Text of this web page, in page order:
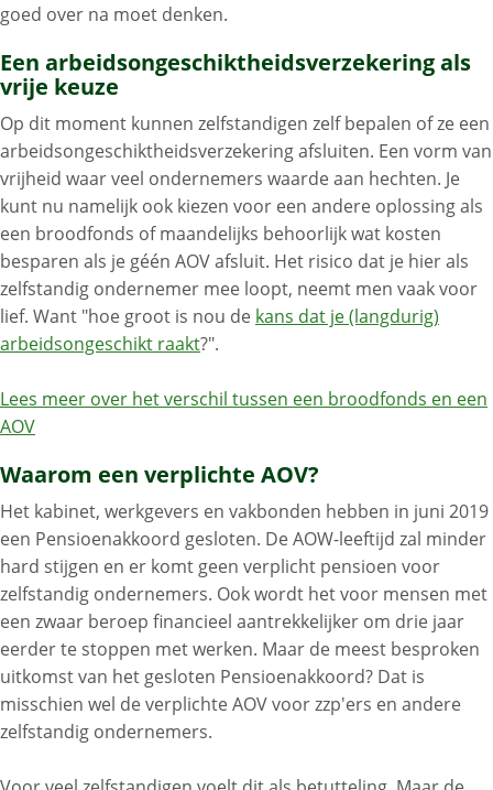
goed over na moet denken.
Een arbeidsongeschiktheidsverzekering als
vrije keuze
Op dit moment kunnen zelfstandigen zelf bepalen of ze een
arbeidsongeschiktheidsverzekering afsluiten. Een vorm van
vrijheid waar veel ondernemers waarde aan hechten. Je
kunt nu namelijk ook kiezen voor een andere oplossing als
een broodfonds of maandelijks behoorlijk wat kosten
besparen als je géén AOV afsluit. Het risico dat je hier als
zelfstandig ondernemer mee loopt, neemt men vaak voor
lief. Want "hoe groot is nou de kans dat je (langdurig)
arbeidsongeschikt raakt?".
Lees meer over het verschil tussen een broodfonds en een
AOV
Waarom een verplichte AOV?
Het kabinet, werkgevers en vakbonden hebben in juni 2019
een Pensioenakkoord gesloten. De AOW-leeftijd zal minder
hard stijgen en er komt geen verplicht pensioen voor
zelfstandig ondernemers. Ook wordt het voor mensen met
een zwaar beroep financieel aantrekkelijker om drie jaar
eerder te stoppen met werken. Maar de meest besproken
uitkomst van het gesloten Pensioenakkoord? Dat is
misschien wel de verplichte AOV voor zzp'ers en andere
zelfstandig ondernemers.